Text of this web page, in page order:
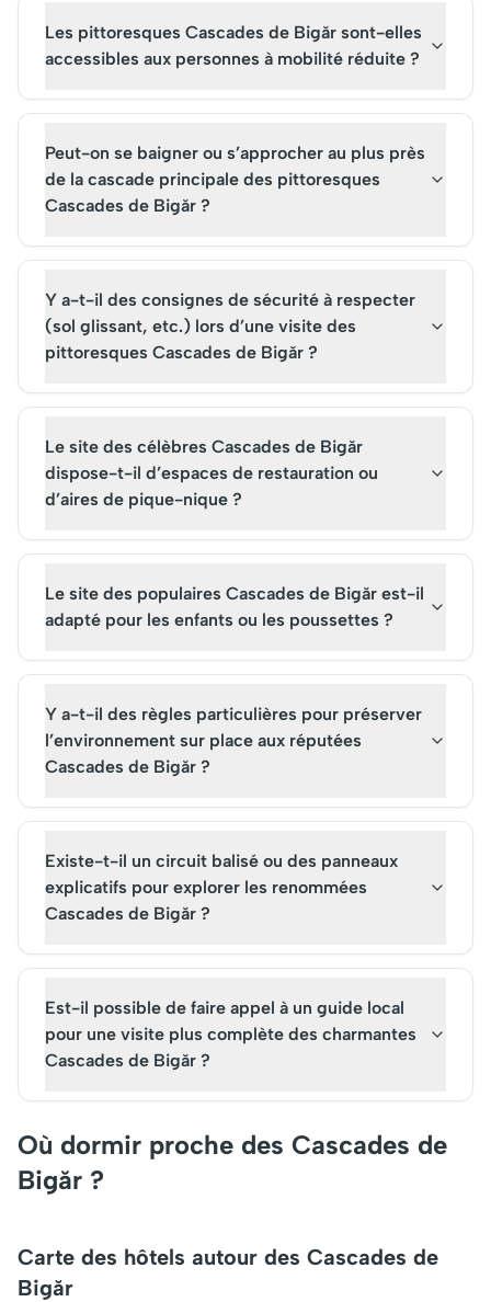
Les pittoresques Cascades de Bigăr sont-elles
accessibles aux personnes à mobilité réduite ?
Peut-on se baigner ou s’approcher au plus près
de la cascade principale des pittoresques
Cascades de Bigăr ?
Y a-t-il des consignes de sécurité à respecter
(sol glissant, etc.) lors d’une visite des
pittoresques Cascades de Bigăr ?
Le site des célèbres Cascades de Bigăr
dispose-t-il d’espaces de restauration ou
d’aires de pique-nique ?
Le site des populaires Cascades de Bigăr est-il
adapté pour les enfants ou les poussettes ?
Y a-t-il des règles particulières pour préserver
l’environnement sur place aux réputées
Cascades de Bigăr ?
Existe-t-il un circuit balisé ou des panneaux
explicatifs pour explorer les renommées
Cascades de Bigăr ?
Est-il possible de faire appel à un guide local
pour une visite plus complète des charmantes
Cascades de Bigăr ?
Où dormir proche des Cascades de
Bigăr ?
Carte des hôtels autour des Cascades de
Bigăr